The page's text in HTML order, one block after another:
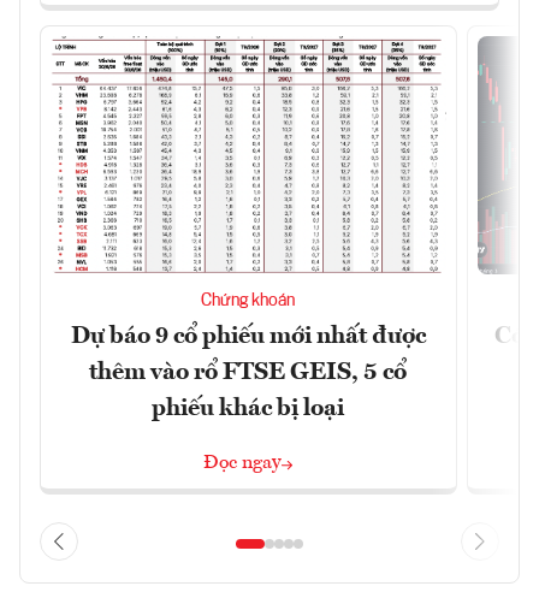
Chứng khoán
Dự báo 9 cổ phiếu mới nhất được
thêm vào rổ FTSE GEIS, 5 cổ
phiếu khác bị loại
Đọc ngay
Có